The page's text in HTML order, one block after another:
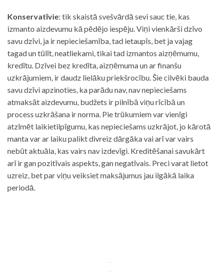
Konservatīvie: tik skaistā svešvārdā sevi sauc tie, kas
izmanto aizdevumu kā pēdējo iespēju. Viņi vienkārši dzīvo
savu dzīvi, ja ir nepieciešamība, tad ietaupīs, bet ja vajag
tagad un tūlīt, neatliekami, tikai tad izmantos aizņēmumu,
kredītu. Dzīvei bez kredīta, aizņēmuma un ar finanšu
uzkrājumiem, ir daudz lielāku priekšrocību. Šie cilvēki bauda
savu dzīvi apzinoties, ka parādu nav, nav nepieciešams
atmaksāt aizdevumu, budžets ir pilnībā viņu rīcībā un
process uzkrāšana ir norma. Pie trūkumiem var vienīgi
atzīmēt laikietilpīgumu, kas nepieciešams uzkrājot, jo kārotā
manta var ar laiku palikt divreiz dārgāka vai arī var vairs
nebūt aktuāla, kas vairs nav izdevīgi. Kreditēšanai savukārt
arī ir gan pozitīvais aspekts, gan negatīvais. Preci varat lietot
uzreiz, bet par viņu veiksiet maksājumus jau ilgākā laika
periodā.